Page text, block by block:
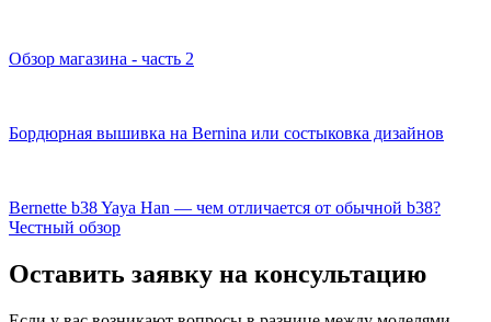
Обзор магазина - часть 2
Бордюрная вышивка на Bernina или состыковка дизайнов
Bernette b38 Yaya Han — чем отличается от обычной b38?
Честный обзор
Оставить заявку на консультацию